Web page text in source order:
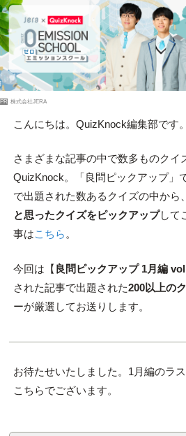
PR 株式会社JERA
こんにちは。QuizKnock編集部です。
さまざまな記事の中で数多ものクイ
QuizKnock。「良問ピックアップ」
で出題された数あるクイズの中から、
と思ったクイズをピックアップして
事はこちら。
今回は【 良問ピックアップ 1月編
された記事で出題された200以上の
ーが厳選してお送りします。
お待たせいたしました。1月編のラ
こちらでございます。